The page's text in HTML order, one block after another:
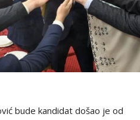
bude kandidat došao je od